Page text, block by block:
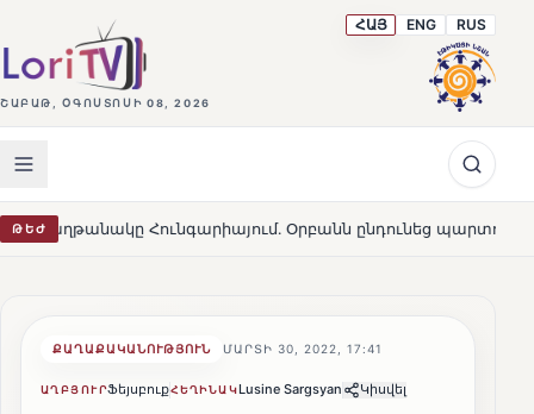
ՇԱԲԱԹ, ՕԳՈՍՏՈՍԻ 08, 2026
ՀԱՅ ENG RUS
ԹԵԺ Օրբանն ընդունեց պարտությունը HOT
ՔԱՂԱՔԱԿԱՆՈՒԹՅՈՒՆ ՄԱՐՏԻ 30, 2022, 17:41
ԱՂԲՅՈՒՐՖեյսբուքՀԵՂԻՆԱԿLusine Sargsyan Կիսվել